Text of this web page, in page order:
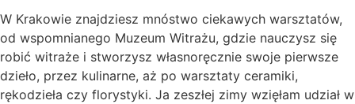
W Krakowie znajdziesz mnóstwo ciekawych warsztatów,
od wspomnianego Muzeum Witrażu, gdzie nauczysz się
robić witraże i stworzysz własnoręcznie swoje pierwsze
dzieło, przez kulinarne, aż po warsztaty ceramiki,
rękodzieła czy florystyki. Ja zeszłej zimy wzięłam udział w